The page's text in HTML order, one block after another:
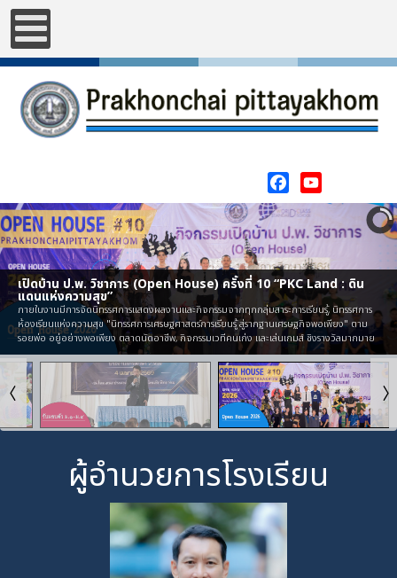
Facebook
YouTube
เปิดบ้าน ป.พ. วิชาการ (Open House) ครั้งที่ 10 “PKC Land : ดิน
แดนแห่งความสุข”
ภายในงานมีการจัดนิทรรศการแสดงผลงานและกิจกรรมจากทุกกลุ่มสาระการเรียนรู้, นิทรรศการ
ห้องเรียนแห่งความสุข "นิทรรศการเศรษฐศาสตร์การเรียนรู้ สู่รากฐานเศรษฐกิจพอเพียง" ตาม
รอยพ่อ อยู่อย่างพอเพียง ตลาดนัดอาชีพ, กิจกรรมเวทีคนเก่ง และเล่นเกมส์ ชิงรางวัลมากมาย
ผู้อำนวยการโรงเรียน